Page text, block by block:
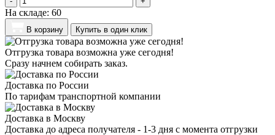
На складе: 60
В корзину Купить в один клик
Отгрузка товара возможна уже сегодня!
Сразу начнем собирать заказ.
Доставка по России
По тарифам транспортной компании
Доставка в Москву
Доставка до адреса получателя - 1-3 дня с момента отгрузки